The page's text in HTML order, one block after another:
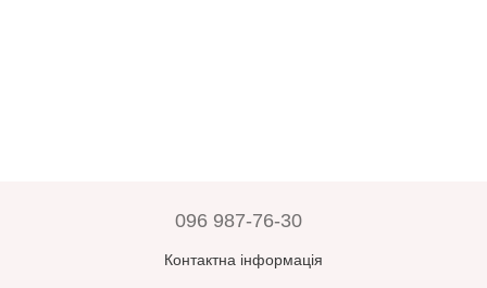
096 987-76-30
Контактна інформація